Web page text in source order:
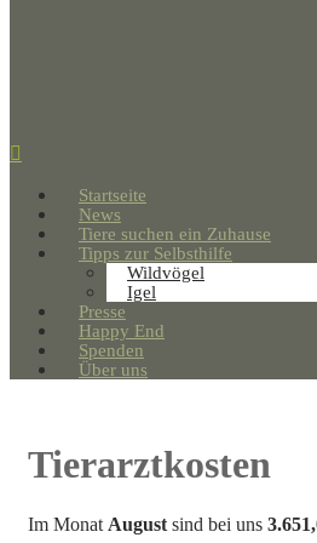
Startseite
News
Tiere suchen ein Zuhause
Tipps zur Selbsthilfe
Wildvögel
Igel
Presse
Happy End
Spenden
Über uns
Tierarztkosten
Im Monat August sind bei uns